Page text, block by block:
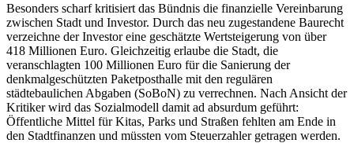
Besonders scharf kritisiert das Bündnis die finanzielle Vereinbarung
zwischen Stadt und Investor. Durch das neu zugestandene Baurecht
verzeichne der Investor eine geschätzte Wertsteigerung von über
418 Millionen Euro. Gleichzeitig erlaube die Stadt, die
veranschlagten 100 Millionen Euro für die Sanierung der
denkmalgeschützten Paketposthalle mit den regulären
städtebaulichen Abgaben (SoBoN) zu verrechnen. Nach Ansicht der
Kritiker wird das Sozialmodell damit ad absurdum geführt:
Öffentliche Mittel für Kitas, Parks und Straßen fehlten am Ende in
den Stadtfinanzen und müssten vom Steuerzahler getragen werden.